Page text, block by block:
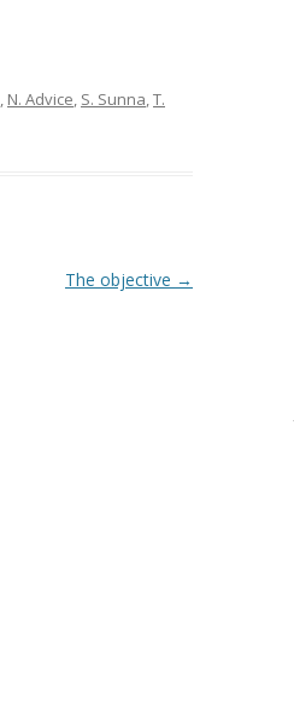
, N. Advice, S. Sunna,T.
The objective →